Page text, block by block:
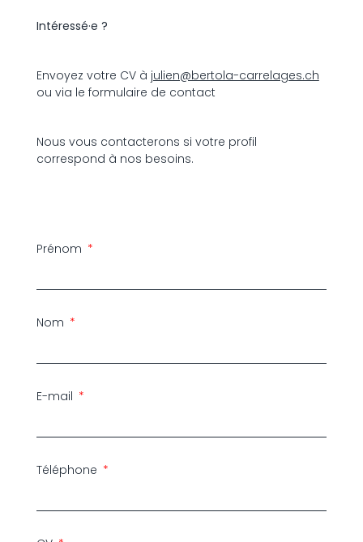
Intéressé·e ?
Envoyez votre CV à julien@bertola-carrelages.ch
ou via le formulaire de contact
Nous vous contacterons si votre profil
correspond à nos besoins.
Prénom
Nom
E-mail
Téléphone